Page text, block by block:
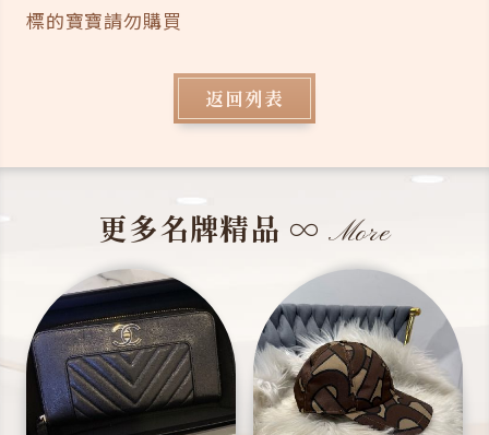
標的寶寶請勿購買
返回列表
更多名牌精品 ∞ More